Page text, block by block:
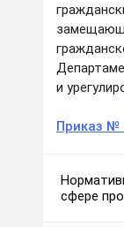
и
Приказ №
сфере